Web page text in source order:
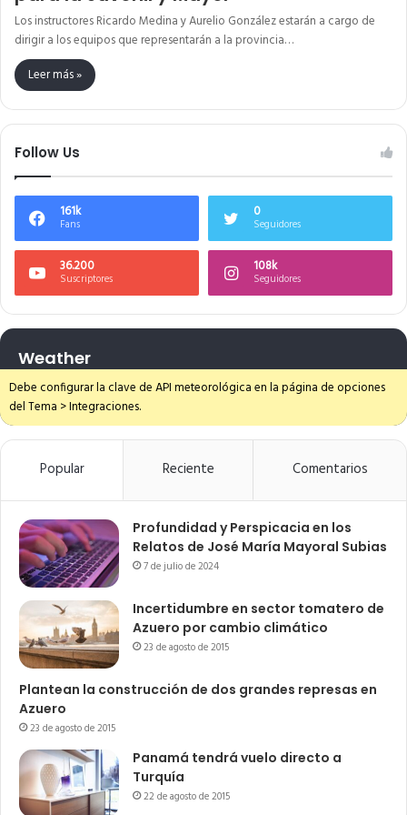
Los instructores Ricardo Medina y Aurelio González estarán a cargo de
dirigir a los equipos que representarán a la provincia…
Leer más »
Follow Us
161k
Fans
0
Seguidores
36.200
Suscriptores
108k
Seguidores
Weather
Debe configurar la clave de API meteorológica en la página de opciones
del Tema > Integraciones.
Popular Reciente Comentarios
Profundidad y Perspicacia en los
Relatos de José María Mayoral Subias
7 de julio de 2024
Incertidumbre en sector tomatero de
Azuero por cambio climático
23 de agosto de 2015
Plantean la construcción de dos grandes represas en
Azuero
23 de agosto de 2015
Panamá tendrá vuelo directo a
Turquía
22 de agosto de 2015